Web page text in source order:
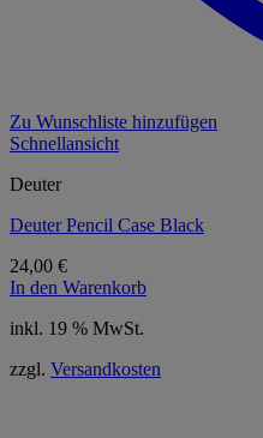
Zu Wunschliste hinzufügen
Schnellansicht
Deuter
Deuter Pencil Case Black
24,00 €
In den Warenkorb
inkl. 19 % MwSt.
zzgl. Versandkosten